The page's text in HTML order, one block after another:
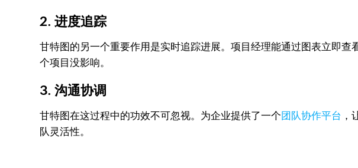
2. 进度追踪
甘特图的另一个重要作用是实时追踪进展。项目经理能通过图表立即
个项目没影响。
3. 沟通协调
甘特图在这过程中的功效不可忽视。为企业提供了一个团队协作平台 ，
队灵活性。